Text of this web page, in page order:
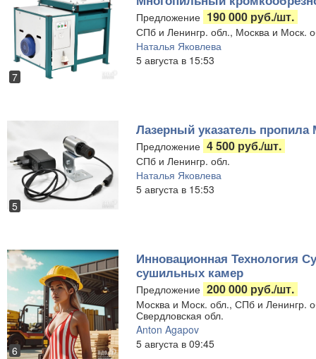
7
Предложение 190 000 руб./шт.
СПб и Ленингр. обл., Москва и Моск.
Наталья Яковлева
5 августа в 15:53
5
Лазерный указатель пропила
Предложение 4 500 руб./шт.
СПб и Ленингр. обл.
Наталья Яковлева
5 августа в 15:53
6
Инновационная Технология
сушильных камер
Предложение 200 000 руб./шт.
Москва и Моск. обл., СПб и Ленингр.
Свердловская обл.
Anton Agapov
5 августа в 09:45